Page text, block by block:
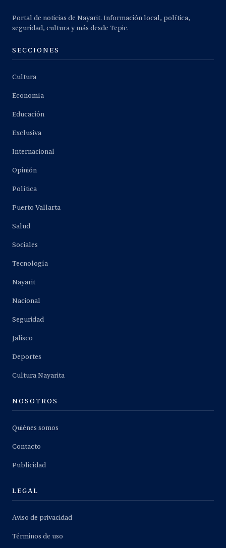
Portal de noticias de Nayarit. Información local, política,
seguridad, cultura y más desde Tepic.
SECCIONES
Cultura
Economía
Educación
Exclusiva
Internacional
Opinión
Política
Puerto Vallarta
Salud
Sociales
Tecnología
Nayarit
Nacional
Seguridad
Jalisco
Deportes
Cultura Nayarita
NOSOTROS
Quiénes somos
Contacto
Publicidad
LEGAL
Aviso de privacidad
Términos de uso